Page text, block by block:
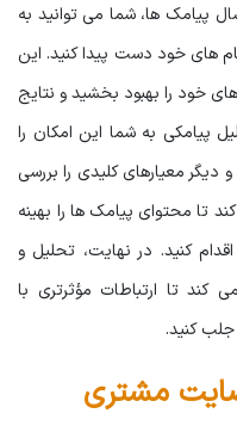
پیامک ها، شما می توانید به
های خود دست پیدا کنید. این
خود را بهبود بخشید و نتایج
پیامکی به شما این امکان را
معیارهای کلیدی را بررسی
تا محتوای پیامک ها را بهینه
کنید. در نهایت، تحلیل و
کند تا ارتباطات مؤثرتری با
جلب کنید.
مشتری